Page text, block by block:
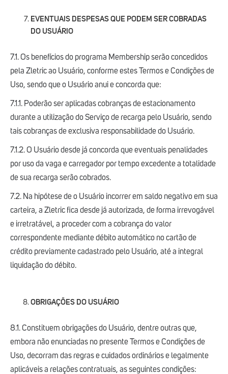
EVENTUAIS DESPESAS QUE PODEM SER COBRADAS
DO USUÁRIO
7.1. Os benefícios do programa Membership serão concedidos
pela Zletric ao Usuário, conforme estes Termos e Condições de
Uso, sendo que o Usuário anui e concorda que:
7.1.1. Poderão ser aplicadas cobranças de estacionamento
durante a utilização do Serviço de recarga pelo Usuário, sendo
tais cobranças de exclusiva responsabilidade do Usuário.
7.1.2. O Usuário desde já concorda que eventuais penalidades
por uso da vaga e carregador por tempo excedente a totalidade
de sua recarga serão cobrados.
7.2. Na hipótese de o Usuário incorrer em saldo negativo em sua
carteira, a Zletric fica desde já autorizada, de forma irrevogável
e irretratável, a proceder com a cobrança do valor
correspondente mediante débito automático no cartão de
crédito previamente cadastrado pelo Usuário, até a integral
liquidação do débito.
OBRIGAÇÕES DO USUÁRIO
8.1. Constituem obrigações do Usuário, dentre outras que,
embora não enunciadas no presente Termos e Condições de
Uso, decorram das regras e cuidados ordinários e legalmente
aplicáveis a relações contratuais, as seguintes condições: